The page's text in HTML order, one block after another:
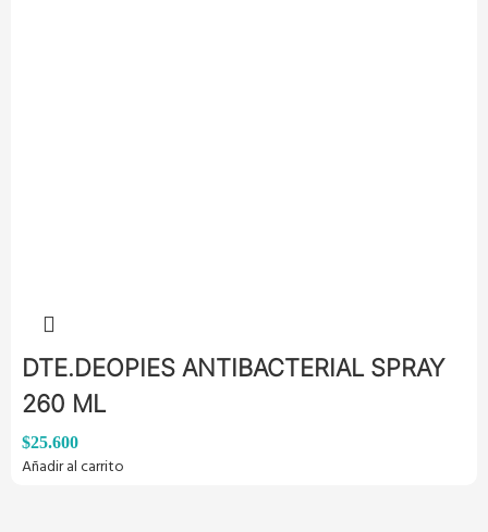
DTE.DEOPIES ANTIBACTERIAL SPRAY
260 ML
$25.600
Añadir al carrito